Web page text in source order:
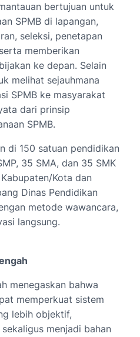
bertujuan untuk
SPMB di lapangan,
seleksi, penetapan
memberikan
ke depan. Selain
melihat sejauhmana
SPMB ke masyarakat
dari prinsip
SPMB.
di 150 satuan pendidikan
35 SMA, dan 35 SMK
Kota dan
Dinas Pendidikan
metode wawancara,
langsung.
menegaskan bahwa
memperkuat sistem
lebih objektif,
menjadi bahan